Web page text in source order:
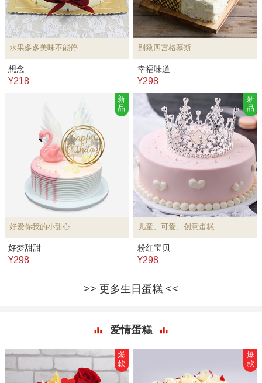
水果多多美味不能停
想念
¥218
别致四宫格慕斯
幸福味道
¥298
好爱你我的小甜心
新
品
好梦甜甜
¥298
儿童、可爱、创意蛋糕
新
品
粉红宝贝
¥298
更多生日蛋糕
爱情蛋糕
爆
款
爆
款